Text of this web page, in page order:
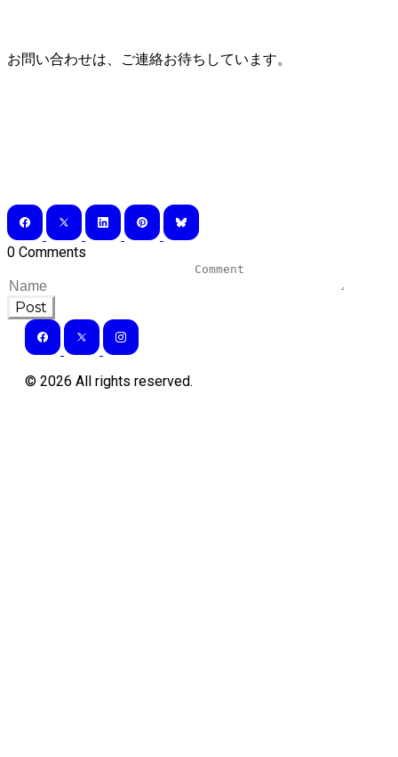
お問い合わせは、ご連絡お待ちしています。
0 Comments
Post
© 2026 All rights reserved.